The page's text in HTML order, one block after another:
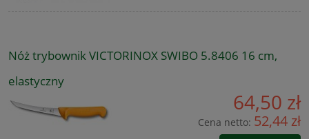
Nóż trybownik VICTORINOX SWIBO 5.8406 16 cm,
elastyczny
64,50 zł
Cena netto: 52,44 zł